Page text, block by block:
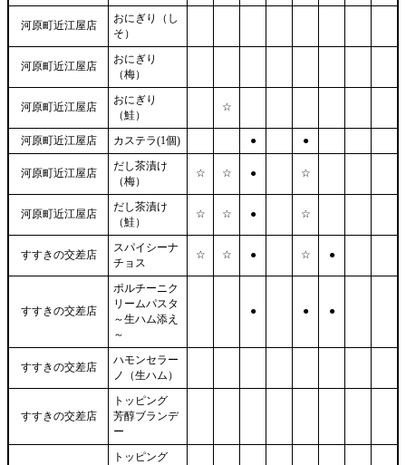
河原町近江屋店
おにぎり（し
そ）
河原町近江屋店
おにぎり
（梅）
河原町近江屋店
おにぎり
（鮭）
☆
河原町近江屋店 カステラ(1個) ● ●
河原町近江屋店
だし茶漬け
（梅）
☆ ☆ ● ☆
河原町近江屋店
だし茶漬け
（鮭）
☆ ☆ ● ☆
すすきの交差店
スパイシーナ
チョス
☆ ☆ ● ☆ ●
すすきの交差店
ポルチーニク
リームパスタ
～生ハム添え
～
● ● ●
すすきの交差店
ハモンセラー
ノ（生ハム）
すすきの交差店
トッピング
芳醇ブランデ
ー
トッピング